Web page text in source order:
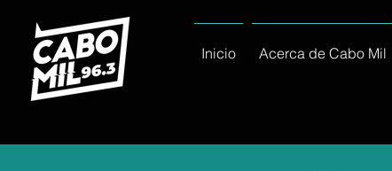
Inicio Acerca de Cabo Mil